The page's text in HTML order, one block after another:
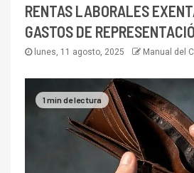
RENTAS LABORALES
GASTOS DE
lunes, 11 agosto, 2025 Manual del
1 min de lectura